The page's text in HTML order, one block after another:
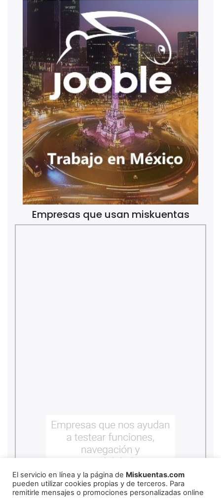
Empresas que usan miskuentas
El servicio en línea y la página de Miskuentas.com
pueden utilizar cookies propias y de terceros. Para
remitirle mensajes o promociones personalizadas online